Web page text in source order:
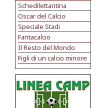
Schedilettantina
Oscar del Calcio
Speciale Stadi
Fantacalcio
Il Resto del Mondo
Figli di un calcio minore